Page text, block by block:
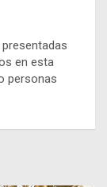
en esta
personas